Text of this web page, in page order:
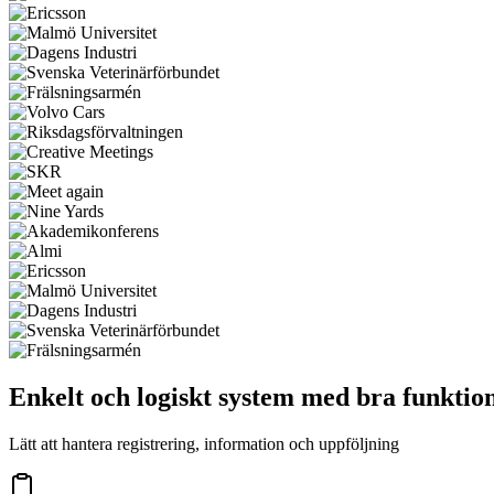
Enkelt och logiskt system med bra
Lätt att hantera registrering, information och uppföljning